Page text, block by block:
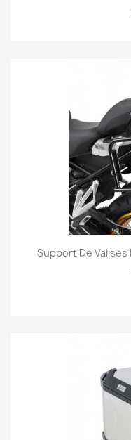
Support De Valises